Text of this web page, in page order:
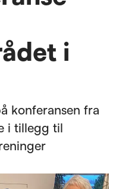
i
konferansen fra
i tillegg til